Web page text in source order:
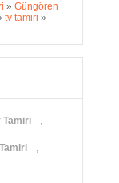
» Güngören
tv tamiri »
Tamiri ,
,